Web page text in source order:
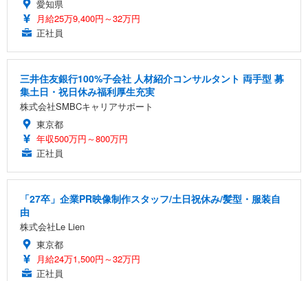
愛知県
月給25万9,400円～32万円
正社員
三井住友銀行100%子会社 人材紹介コンサルタント 両手型 募
集土日・祝日休み福利厚生充実
株式会社SMBCキャリアサポート
東京都
年収500万円～800万円
正社員
「27卒」企業PR映像制作スタッフ/土日祝休み/髪型・服装自
由
株式会社Le Lien
東京都
月給24万1,500円～32万円
正社員